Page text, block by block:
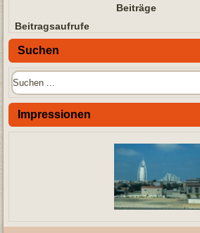
Beiträge
Beitragsaufrufe
Suchen
Impressionen